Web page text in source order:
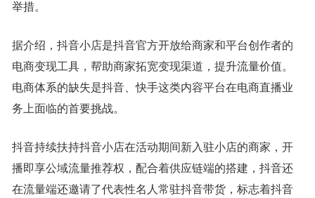
举措。
据介绍，抖音小店是抖音官方开放给商家和平台创作者的
电商变现工具，帮助商家拓宽变现渠道，提升流量价值。
电商体系的缺失是抖音、快手这类内容平台在电商直播业
务上面临的首要挑战。
抖音持续扶持抖音小店在活动期间新入驻小店的商家，开
播即享公域流量推荐权，配合着供应链端的搭建，抖音还
在流量端还邀请了代表性名人常驻抖音带货，标志着抖音